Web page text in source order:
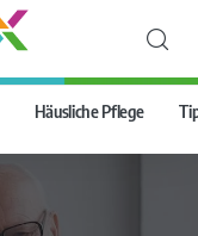
Häusliche Pflege